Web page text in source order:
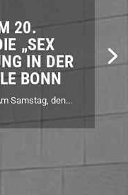
20.
„SEX
IN DER
BONN
Samstag, den...